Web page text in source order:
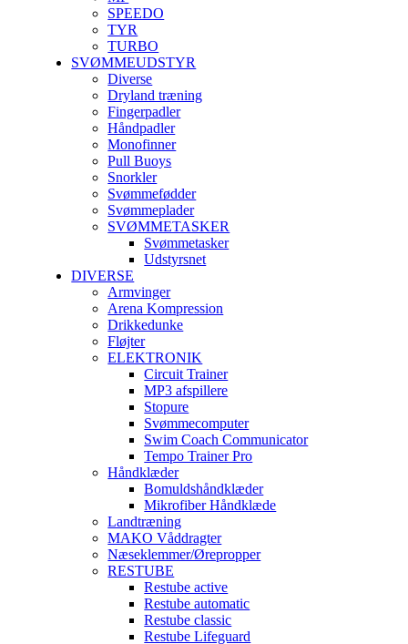
SPEEDO
TYR
TURBO
SVØMMEUDSTYR
Diverse
Dryland træning
Fingerpadler
Håndpadler
Monofinner
Pull Buoys
Snorkler
Svømmefødder
Svømmeplader
SVØMMETASKER
Svømmetasker
Udstyrsnet
DIVERSE
Armvinger
Arena Kompression
Drikkedunke
Fløjter
ELEKTRONIK
Circuit Trainer
MP3 afspillere
Stopure
Svømmecomputer
Swim Coach Communicator
Tempo Trainer Pro
Håndklæder
Bomuldshåndklæder
Mikrofiber Håndklæde
Landtræning
MAKO Våddragter
Næseklemmer/Ørepropper
RESTUBE
Restube active
Restube automatic
Restube classic
Restube Lifeguard